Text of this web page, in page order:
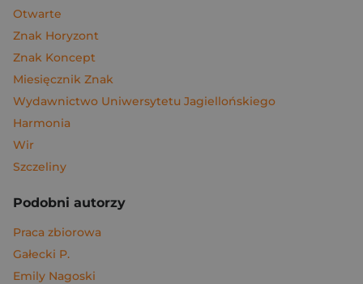
Otwarte
Znak Horyzont
Znak Koncept
Miesięcznik Znak
Wydawnictwo Uniwersytetu Jagiellońskiego
Harmonia
Wir
Szczeliny
Podobni autorzy
Praca zbiorowa
Gałecki P.
Emily Nagoski